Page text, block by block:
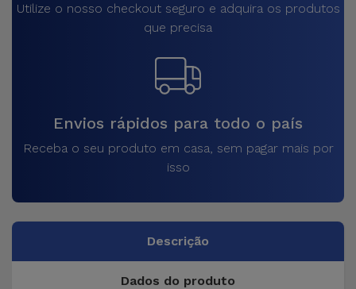
Utilize o nosso checkout seguro e adquira os produtos
que precisa
Envios rápidos para todo o país
Receba o seu produto em casa, sem pagar mais por
isso
Descrição
Dados do produto